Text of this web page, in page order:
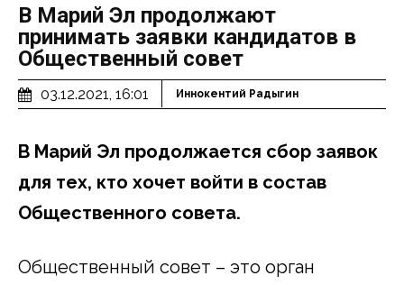
В Марий Эл продолжают
принимать заявки кандидатов в
Общественный совет
03.12.2021, 16:01 Иннокентий Радыгин
В Марий Эл продолжается сбор заявок
для тех, кто хочет войти в состав
Общественного совета.
Общественный совет – это орган